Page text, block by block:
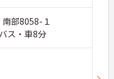
部8058-１
ス・車8分